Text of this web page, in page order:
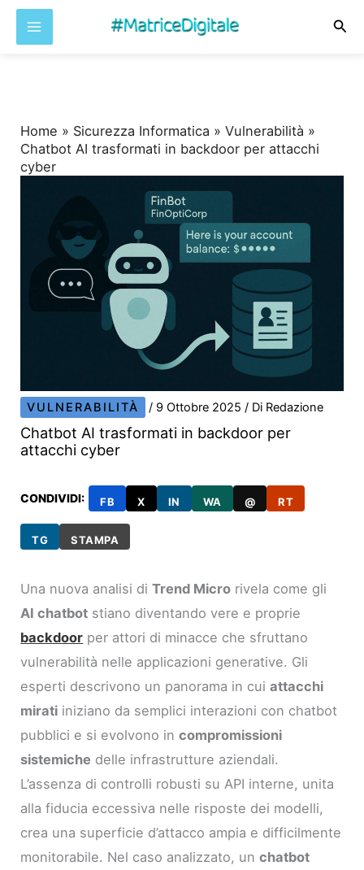
Home » Sicurezza Informatica »Vulnerabilità »
Chatbot AI trasformati in backdoor per attacchi
cyber
VULNERABILITÀ / 9 Ottobre 2025/ Di Redazione
Chatbot AI trasformati in backdoor per
attacchi cyber
CONDIVIDI: FB X IN WA @ RT
TG STAMPA
Una nuova analisi diTrend Micro rivela come gli
AI chatbot stiano diventando vere e proprie
backdoor per attori di minacce che sfruttano
vulnerabilità nelle applicazioni generative. Gli
esperti descrivono un panorama in cuiattacchi
mirati iniziano da semplici interazioni con chatbot
pubblici e si evolvono incompromissioni
sistemiche delle infrastrutture aziendali.
L’assenza di controlli robusti su API interne, unita
alla fiducia eccessiva nelle risposte dei modelli,
crea una superficie d’attacco ampia e difficilmente
monitorabile. Nel caso analizzato, unchatbot